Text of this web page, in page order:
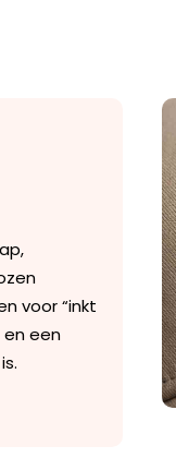
voor “inkt
en een